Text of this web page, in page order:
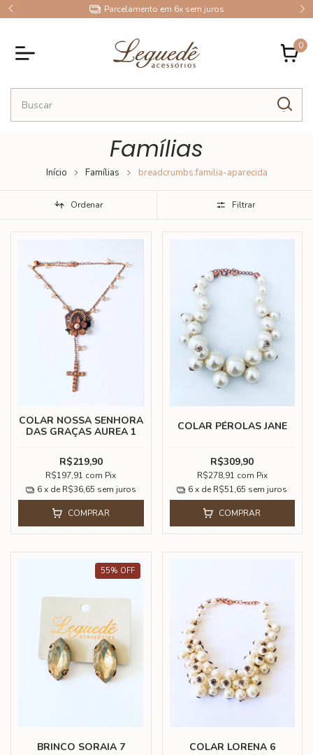
Parcelamento em 6x sem juros
0
Famílias
Início Famílias breadcrumbs.familia-aparecida
Ordenar Filtrar
COLAR NOSSA SENHORA
DAS GRAÇAS AUREA 1
R$219,90
R$197,91 com Pix
6 x de R$36,65 sem juros
COMPRAR
COLAR PÉROLAS JANE
R$309,90
R$278,91 com Pix
6 x de R$51,65 sem juros
COMPRAR
55% OFF
BRINCO SORAIA 7 COLAR LORENA 6